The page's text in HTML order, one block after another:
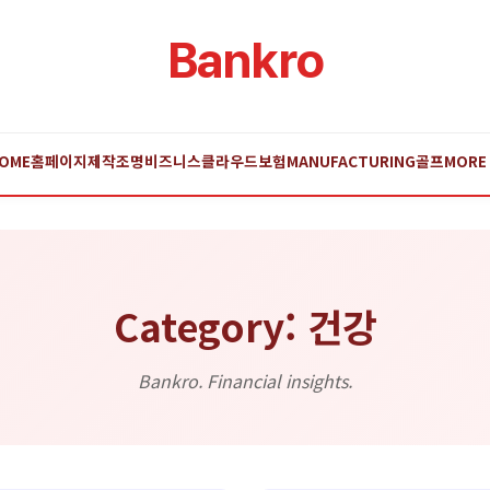
Bankro
홈페이지제작조명비즈니스클라우드보험MANUFACTURING골프MORE
Category: 건강
Bankro. Financial insights.